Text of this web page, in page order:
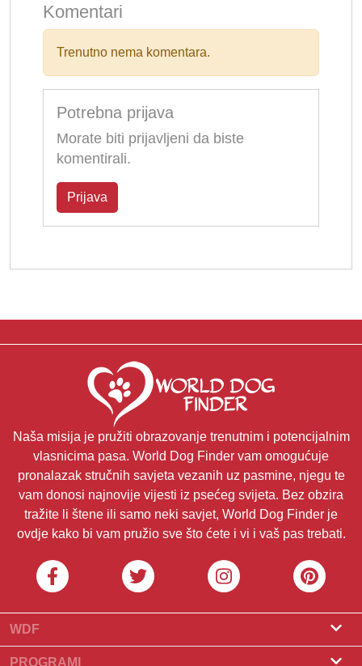
Komentari
Trenutno nema komentara.
Potrebna prijava
Morate biti prijavljeni da biste
komentirali.
Prijava
Naša misija je pružiti obrazovanje trenutnim i potencijalnim
vlasnicima pasa. World Dog Finder vam omogućuje
pronalazak stručnih savjeta vezanih uz pasmine, njegu te
vam donosi najnovije vijesti iz psećeg svijeta. Bez obzira
tražite li štene ili samo neki savjet, World Dog Finder je
ovdje kako bi vam pružio sve što ćete i vi i vaš pas trebati.
WDF
O nama
PROGRAMI